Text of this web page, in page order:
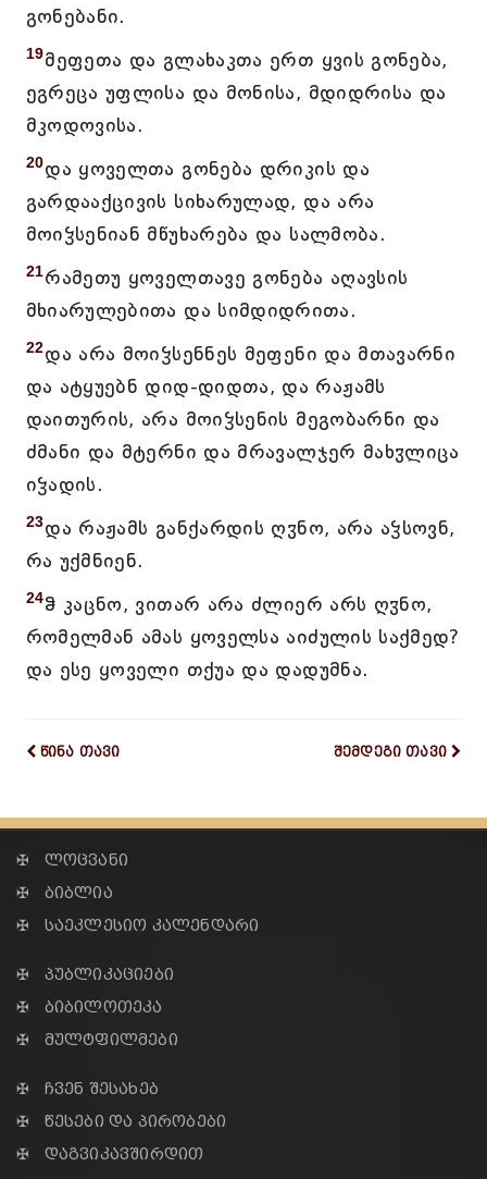
გონებანი.
19მეფეთა და გლახაკთა ერთ ყვის გონება,
ეგრეცა უფლისა და მონისა, მდიდრისა და
მკოდოვისა.
20და ყოველთა გონება დრიკის და
გარდააქცივის სიხარულად, და არა
მოიჴსენიან მწუხარება და სალმობა.
21რამეთუ ყოველთავე გონება აღავსის
მხიარულებითა და სიმდიდრითა.
22და არა მოიჴსენნეს მეფენი და მთავარნი
და ატყუებნ დიდ-დიდთა, და რაჟამს
დაითურის, არა მოიჴსენის მეგობარნი და
ძმანი და მტერნი და მრავალჯერ მახჳლიცა
იჴადის.
23და რაჟამს განქარდის ღჳნო, არა აჴსოვნ,
რა უქმნიენ.
24ჵ კაცნო, ვითარ არა ძლიერ არს ღჳნო,
რომელმან ამას ყოველსა აიძულის საქმედ?
და ესე ყოველი თქუა და დადუმნა.
წინა თავი შემდეგი თავი
✠ ლოცვანი
✠ ბიბლია
✠ საეკლესიო კალენდარი
✠ პუბლიკაციები
✠ ბიბილოთეკა
✠ მულტფილმები
✠ ჩვენ შესახებ
✠ წესები და პირობები
✠ დაგვიკავშირდით